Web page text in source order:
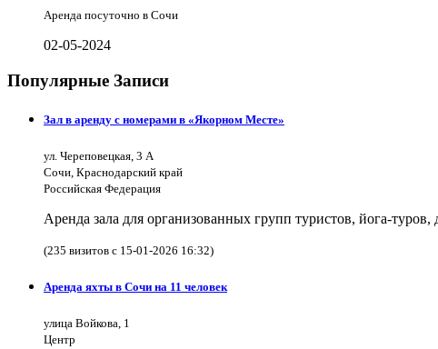
Аренда посуточно в Сочи
02-05-2024
Популярные Записи
Зал в аренду с номерами в «Якорном Месте»
ул. Череповецкая, 3 А
Сочи, Краснодарский край
Российская Федерация
Аренда зала для организованных групп туристов, йога-
(235 визитов с 15-01-2026 16:32)
Аренда яхты в Сочи на 11 человек
улица Войкова, 1
Центр